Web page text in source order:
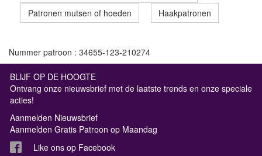
Patronen mutsen of hoeden
Haakpatronen
Nummer patroon : 34655-123-210274
BLIJF OP DE HOOGTE
Ontvang onze nieuwsbrief met de laatste trends en onze speciale
acties!
Aanmelden Nieuwsbrief
Aanmelden Gratis Patroon op Maandag
Like ons op Facebook